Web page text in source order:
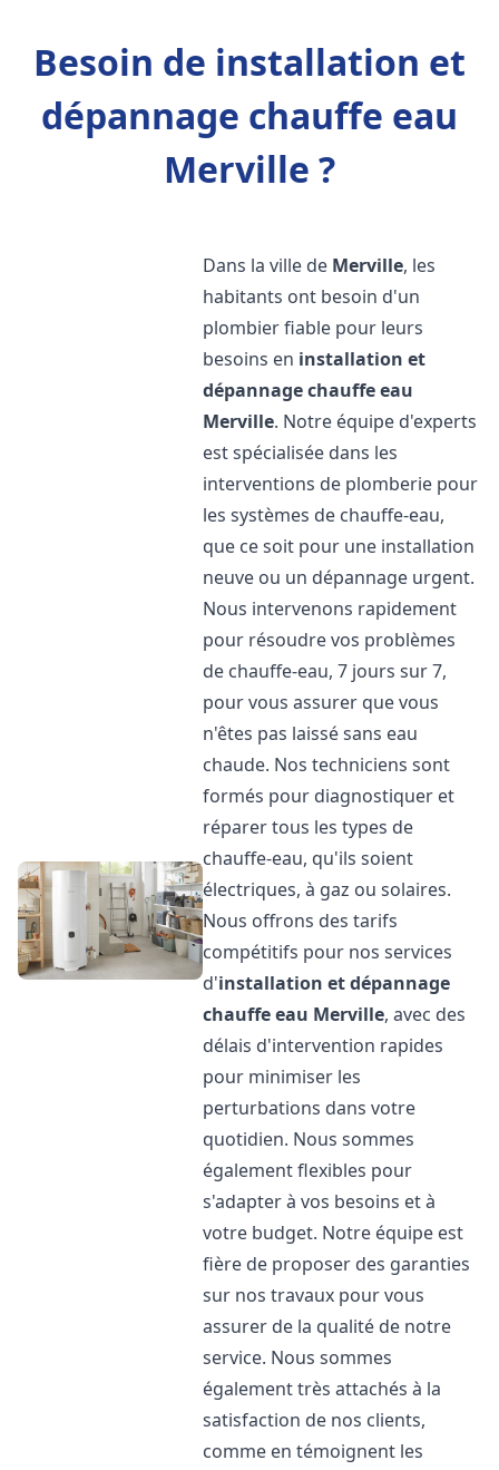
Besoin de installation et
dépannage chauffe eau
Merville ?
Dans la ville de Merville, les
habitants ont besoin d'un
plombier fiable pour leurs
besoins en installation et
dépannage chauffe eau
Merville. Notre équipe d'experts
est spécialisée dans les
interventions de plomberie pour
les systèmes de chauffe-eau,
que ce soit pour une installation
neuve ou un dépannage urgent.
Nous intervenons rapidement
pour résoudre vos problèmes
de chauffe-eau, 7 jours sur 7,
pour vous assurer que vous
n'êtes pas laissé sans eau
chaude. Nos techniciens sont
formés pour diagnostiquer et
réparer tous les types de
chauffe-eau, qu'ils soient
électriques, à gaz ou solaires.
Nous offrons des tarifs
compétitifs pour nos services
d'installation et dépannage
chauffe eau Merville, avec des
délais d'intervention rapides
pour minimiser les
perturbations dans votre
quotidien. Nous sommes
également flexibles pour
s'adapter à vos besoins et à
votre budget. Notre équipe est
fière de proposer des garanties
sur nos travaux pour vous
assurer de la qualité de notre
service. Nous sommes
également très attachés à la
satisfaction de nos clients,
comme en témoignent les